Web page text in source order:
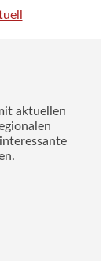
aktuellen